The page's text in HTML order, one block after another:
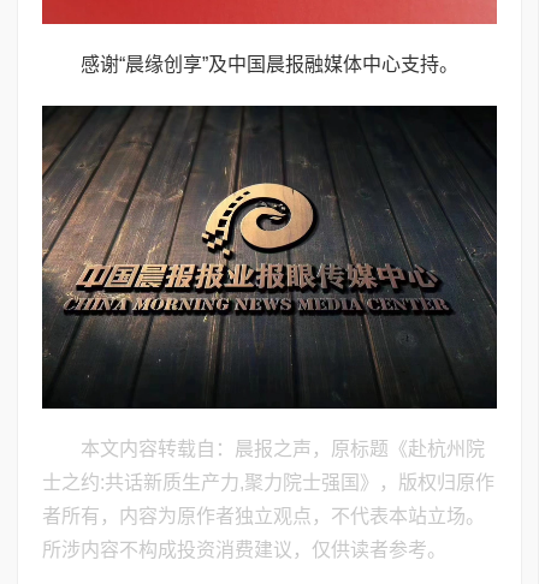
感谢“晨缘创享”及中国晨报融媒体中心支持。
本文内容转载自：晨报之声，原标题《赴杭州院
士之约:共话新质生产力,聚力院士强国》，版权归原作
者所有，内容为原作者独立观点，不代表本站立场。
所涉内容不构成投资消费建议，仅供读者参考。